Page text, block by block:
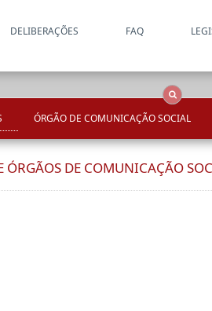
DELIBERAÇÕES FAQ
ÓRGÃO DE COMUNICAÇÃO SOCIAL
ÓRGÃOS DE COMUNICAÇÃO